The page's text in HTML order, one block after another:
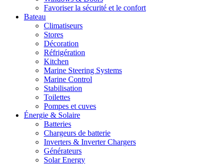
Favoriser la sécurité et le confort
Bateau
Climatiseurs
Stores
Décoration
Réfrigération
Kitchen
Marine Steering Systems
Marine Control
Stabilisation
Toilettes
Pompes et cuves
Énergie & Solaire
Batteries
Chargeurs de batterie
Inverters & Inverter Chargers
Générateurs
Solar Energy